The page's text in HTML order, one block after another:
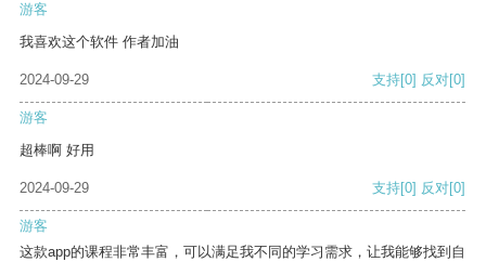
游客
我喜欢这个软件 作者加油
2024-09-29 支持[0] 反对[0]
游客
超棒啊 好用
2024-09-29 支持[0] 反对[0]
游客
这款app的课程非常丰富，可以满足我不同的学习需求，让我能够找到自